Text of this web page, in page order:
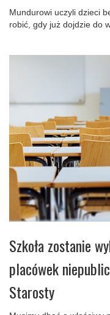
Mundurowi uczyli dzieci
robić, gdy już dojdzie do
Szkoła zostanie
placówek
Starosty